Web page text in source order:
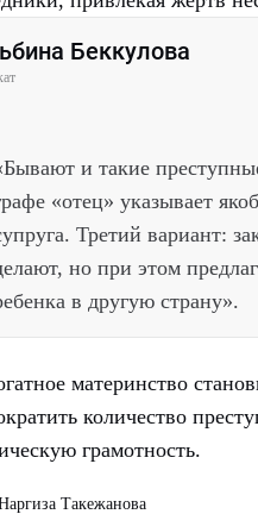
Беккулова
и такие
«отец» указывает
Третий вариант:
но при этом
в другую страну».
материнство
количество
грамотность.
Такежанова